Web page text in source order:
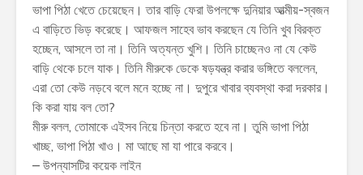
ভাপা পিঠা খেতে চেয়েছেন। তার বাড়ি ফেরা উপলক্ষে দুনিয়ার আত্মীয়-স্বজন
এ বাড়িতে ভিড় করেছে। আফজল সাহেব ভাব করছেন যে তিনি খুব বিরক্ত
হচ্ছেন, আসলে তা না। তিনি অত্যন্ত খুশি। তিনি চাচ্ছেনও না যে কেউ
বাড়ি থেকে চলে যাক। তিনি মীরুকে ডেকে ষড়যন্ত্র করার ভঙ্গিতে বললেন,
এরা তো কেউ নড়বে বলে মনে হচ্ছে না। দুপুরে খাবার ব্যবস্থা করা দরকার।
কি করা যায় বল তো?
মীরু বলল, তোমাকে এইসব নিয়ে চিন্তা করতে হবে না। তুমি ভাপা পিঠা
খাচ্ছ, ভাপা পিঠা খাও। মা আছে মা যা পারে করবে।
– উপন্যাসটির কয়েক লাইন